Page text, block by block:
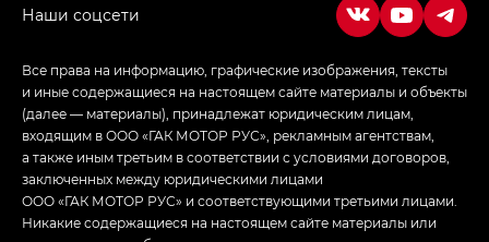
Все права на информацию, графические изображения, тексты
и иные содержащиеся на настоящем сайте материалы и объекты
(далее — материалы), принадлежат юридическим лицам,
входящим в ООО «ГАК МОТОР РУС», рекламным агентствам,
а также иным третьим в соответствии с условиями договоров,
заключенных между юридическими лицами
ООО «ГАК МОТОР РУС» и соответствующими третьими лицами.
Никакие содержащиеся на настоящем сайте материалы или